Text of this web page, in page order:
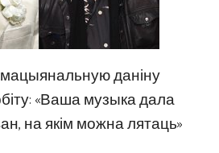
даніну
«Ваша музыка дала
на якім можна лятаць»